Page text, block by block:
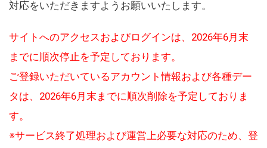
対応をいただきますようお願いいたします。
サイトへのアクセスおよびログインは、2026年6月末
までに順次停止を予定しております。
ご登録いただいているアカウント情報および各種デー
タは、2026年6月末までに順次削除を予定しておりま
す。
※サービス終了処理および運営上必要な対応のため、登